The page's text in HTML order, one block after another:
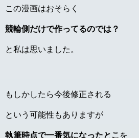
この漫画はおそらく
競輪側だけで作ってるのでは？
と私は思いました。
もしかしたら今後修正される
という可能性もありますが
執筆時点で一番気になったとこ を